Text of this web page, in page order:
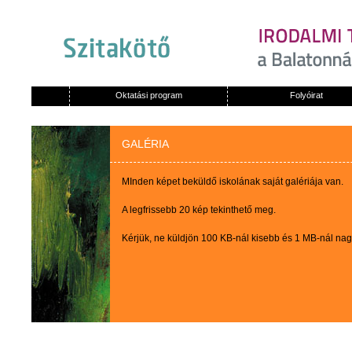
Oktatási program Folyóirat
GALÉRIA
MInden képet beküldő iskolának saját galériája van.
A legfrissebb 20 kép tekinthető meg.
Kérjük, ne küldjön 100 KB-nál kisebb és 1 MB-nál